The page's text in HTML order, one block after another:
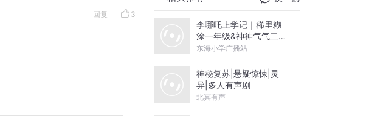
回复 3
李哪吒上学记｜稀里糊
涂一年级&神神气气二年
级
东海小学广播站
神秘复苏|悬疑惊悚|灵
异|多人有声剧
北冥有声